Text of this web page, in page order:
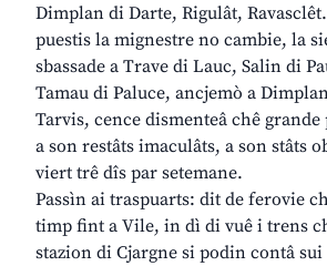
Dimplan di Darte, Rigulât, Ravasclêt.
puestis la mignestre no cambie, la
sbassade a Trave di Lauc, Salin di
Tamau di Paluce, ancjemò a
Tarvis, cence dismenteâ chê
a son restâts imaculâts, a son stâts
viert trê dîs par setemane.
Passìn ai traspuarts: dit de ferovie
timp fint a Vile, in dì di vuê i trens
stazion di Cjargne si podin contâ